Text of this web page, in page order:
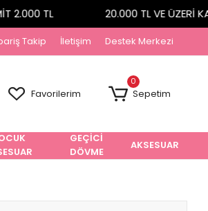
2.000 TL 20.000 TL VE ÜZERİ
Takip İletişim Destek Merkezi
Favorilerim
0
Sepetim
GEÇİCİ
DÖVME
AKSESUAR